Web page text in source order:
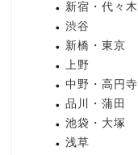
新宿・代々木
渋谷
新橋・東京
上野
中野・高円寺
品川・蒲田
池袋・大塚
浅草